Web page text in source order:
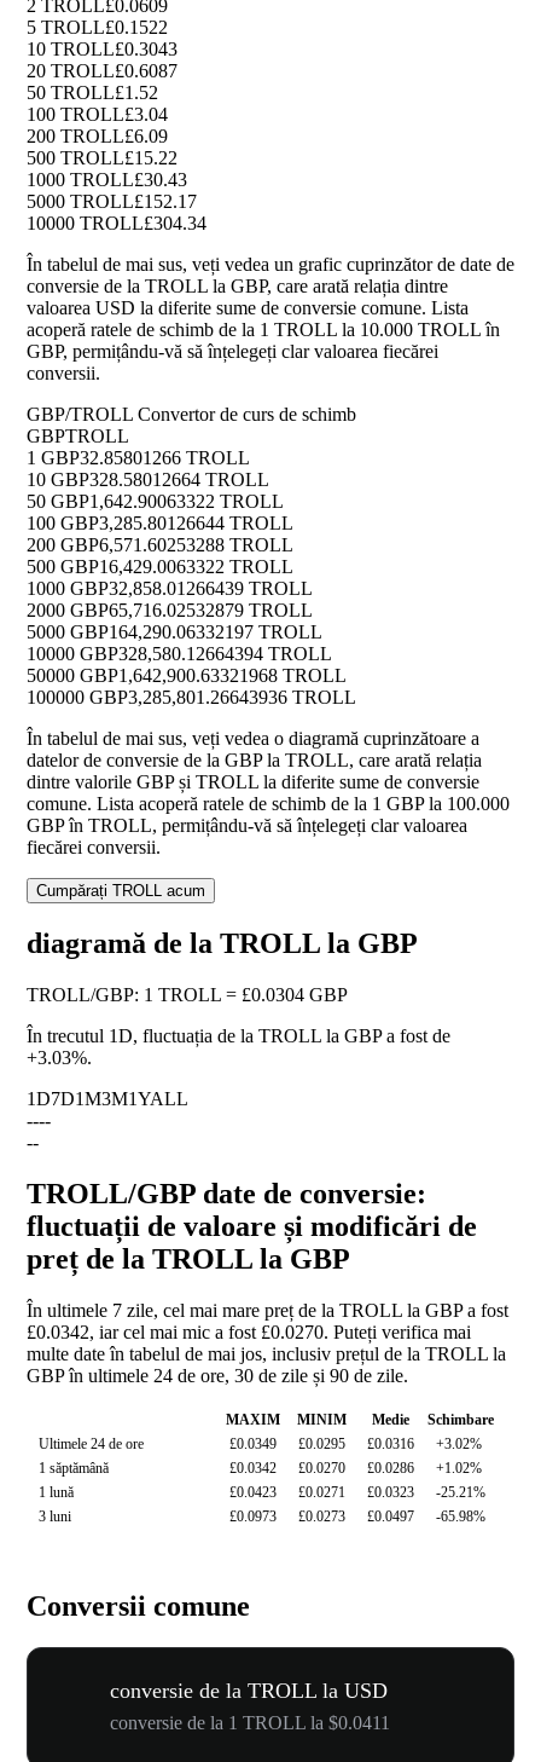
2 TROLL£0.0609
5 TROLL£0.1522
10 TROLL£0.3043
20 TROLL£0.6087
50 TROLL£1.52
100 TROLL£3.04
200 TROLL£6.09
500 TROLL£15.22
1000 TROLL£30.43
5000 TROLL£152.17
10000 TROLL£304.34
În tabelul de mai sus, veți vedea un grafic cuprinzător de date de
conversie de la TROLL la GBP, care arată relația dintre
valoarea USD la diferite sume de conversie comune. Lista
acoperă ratele de schimb de la 1 TROLL la 10.000 TROLL în
GBP, permițându-vă să înțelegeți clar valoarea fiecărei
conversii.
GBP/TROLL Convertor de curs de schimb
GBPTROLL
1 GBP32.85801266 TROLL
10 GBP328.58012664 TROLL
50 GBP1,642.90063322 TROLL
100 GBP3,285.80126644 TROLL
200 GBP6,571.60253288 TROLL
500 GBP16,429.0063322 TROLL
1000 GBP32,858.01266439 TROLL
2000 GBP65,716.02532879 TROLL
5000 GBP164,290.06332197 TROLL
10000 GBP328,580.12664394 TROLL
50000 GBP1,642,900.63321968 TROLL
100000 GBP3,285,801.26643936 TROLL
În tabelul de mai sus, veți vedea o diagramă cuprinzătoare a
datelor de conversie de la GBP la TROLL, care arată relația
dintre valorile GBP și TROLL la diferite sume de conversie
comune. Lista acoperă ratele de schimb de la 1 GBP la 100.000
GBP în TROLL, permițându-vă să înțelegeți clar valoarea
fiecărei conversii.
Cumpărați TROLL acum
diagramă de la TROLL la GBP
TROLL/GBP: 1 TROLL = £0.0304 GBP
În trecutul 1D, fluctuația de la TROLL la GBP a fost de
+3.03%.
1D7D1M3M1YALL
----
--
TROLL/GBP date de conversie:
fluctuații de valoare și modificări de
preț de la TROLL la GBP
În ultimele 7 zile, cel mai mare preț de la TROLL la GBP a fost
£0.0342, iar cel mai mic a fost £0.0270. Puteți verifica mai
multe date în tabelul de mai jos, inclusiv prețul de la TROLL la
GBP în ultimele 24 de ore, 30 de zile și 90 de zile.
MAXIM MINIM Medie
Schimbare
Ultimele 24 de ore
£0.0349 £0.0295 £0.0316
+3.02%
1 săptămână
£0.0342 £0.0270 £0.0286
+1.02%
1 lună
£0.0423 £0.0271 £0.0323
-25.21%
3 luni
£0.0973 £0.0273 £0.0497 -65.98%
Conversii comune
conversie de la TROLL la USD
conversie de la 1 TROLL la $0.0411